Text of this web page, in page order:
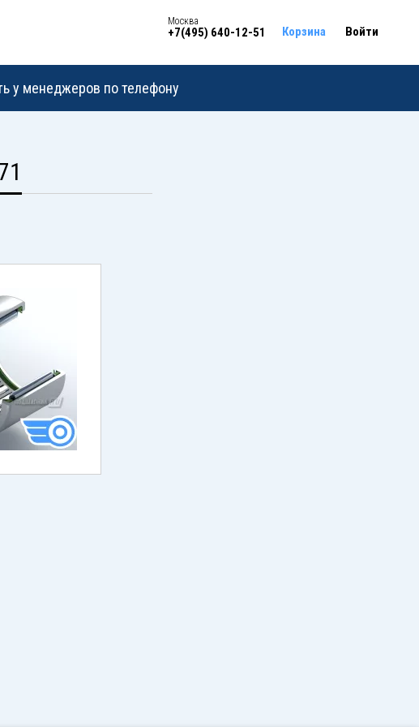
Москва
+7(495) 640-12-51 Корзина Войти
у менеджеров по телефону